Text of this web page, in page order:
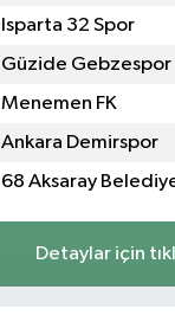
Isparta 32 Spor
Güzide Gebzespor
Menemen FK
Ankara Demirspor
68 Aksaray
Detaylar için